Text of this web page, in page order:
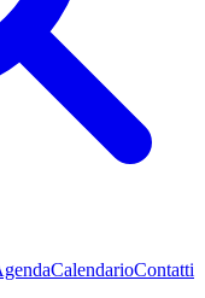
CalendarioContatti